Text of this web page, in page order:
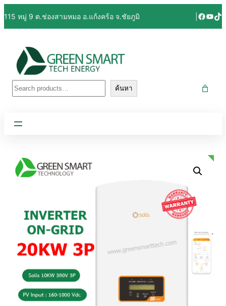
115 หมู่ 9 ต.ช่องสามหมอ อ.แก้งคร้อ จ.ชัยภูมิ
ค้นหา ค้นหา